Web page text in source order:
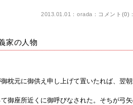
2013.01.01：orada： コメント(0)
の人物
枕元に御供え申し上げて置いたれば、翌
御座所近くに御呼びなされた。そちが弓